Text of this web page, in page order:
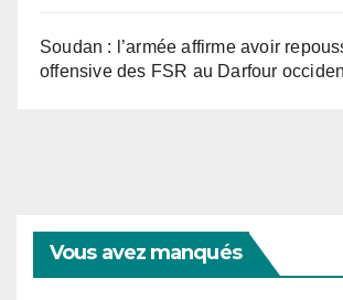
Soudan : l’armée affirme avoir
offensive des FSR au Darfour
Vous avez manqués